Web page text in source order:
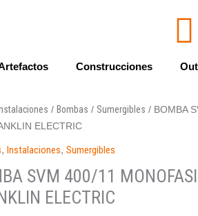
c
o
-
W
Construcciones
/ Bombas / Sumergibles / BOMBA
ELECTRIC
,Instalaciones,Sumergibles
SVM 400/11
ELECTRIC